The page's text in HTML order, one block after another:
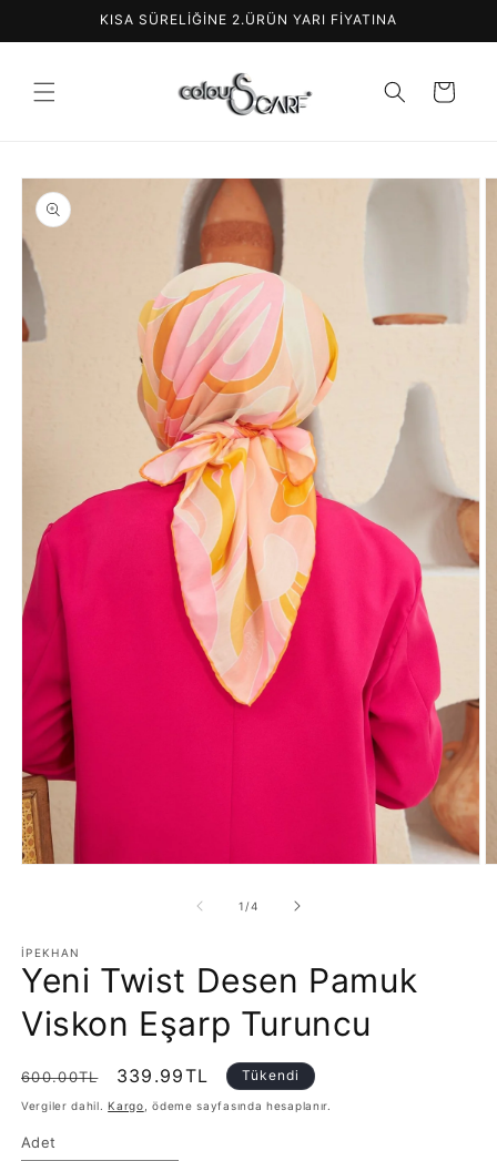
KISA SÜRELİĞİNE 2.ÜRÜN YARI FİYATINA
Sepet
Ürün
bilgisine
atla
1 //4
İPEKHAN
Yeni Twist Desen Pamuk
Viskon Eşarp Turuncu
Normal
fiyat
600.00TL
İndirimli
fiyat
339.99TL Tükendi
Vergiler dahil.Kargo , ödeme sayfasında hesaplanır.
Adet
Adet